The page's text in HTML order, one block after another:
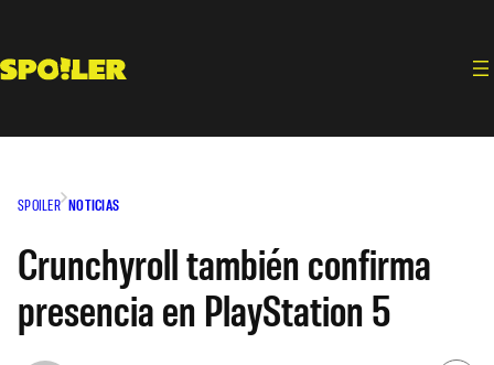
contenido
SPOILER NOTICIAS
Crunchyroll también confirma
presencia en PlayStation 5